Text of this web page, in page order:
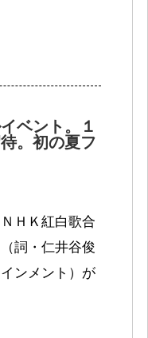
ベント。１
。初の夏フ
ＨＫ紅白歌合
詞・仁井谷俊
ンメント）が